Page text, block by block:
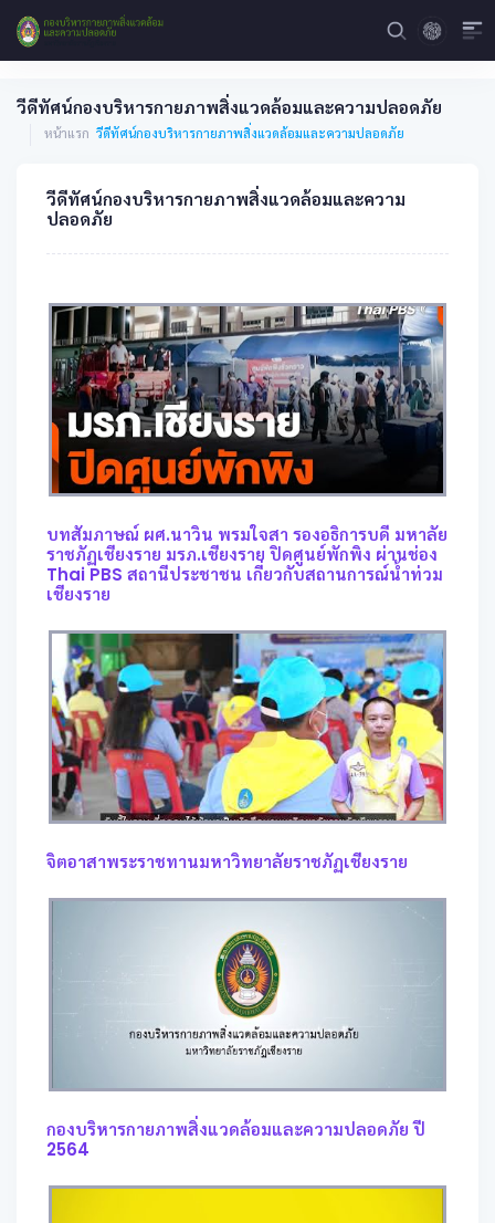
วีดีทัศน์กองบริหารกายภาพสิ่งแวดล้อมและความปลอดภัย
หน้าแรก วีดีทัศน์กองบริหารกายภาพสิ่งแวดล้อมและความปลอดภัย
วีดีทัศน์กองบริหารกายภาพสิ่งแวดล้อมและความ
ปลอดภัย
บทสัมภาษณ์ ผศ.นาวิน พรมใจสา รองอธิการบดี มหาลัย
ราชภัฏเชียงราย มรภ.เชียงราย ปิดศูนย์พักพิง ผ่านช่อง
Thai PBS สถานีประชาชน เกี่ยวกับสถานการณ์น้ำท่วม
เชียงราย
จิตอาสาพระราชทานมหาวิทยาลัยราชภัฏเชียงราย
กองบริหารกายภาพสิ่งแวดล้อมและความปลอดภัย ปี
2564